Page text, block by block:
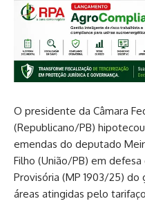
O presidente da Câmara
(Republicano/PB)
emendas do deputado
Filho (União/PB) em
Provisória (MP 1903/25)
áreas atingidas pelo